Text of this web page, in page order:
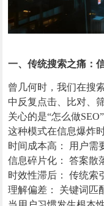
一、传统搜索之痛：
曾几何时，我们在搜
中反复点击、比对、
关心的是“怎么做
这种模式在信息爆炸
时间成本高： 用户需
信息碎片化： 答案散
时效性滞后： 传统索
理解偏差： 关键词匹